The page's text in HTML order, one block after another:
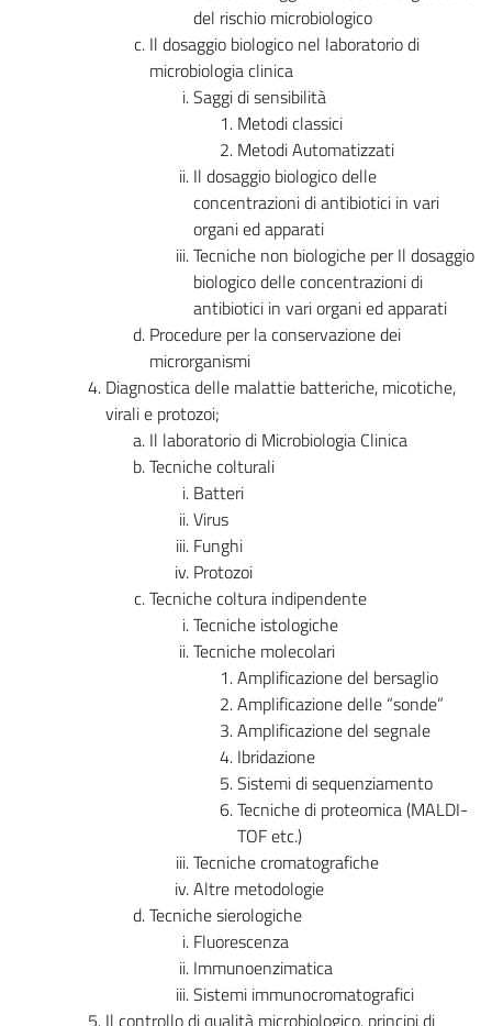
del rischio microbiologico
Il dosaggio biologico nel laboratorio di
microbiologia clinica
Saggi di sensibilità
Metodi classici
Metodi Automatizzati
Il dosaggio biologico delle
concentrazioni di antibiotici in vari
organi ed apparati
Tecniche non biologiche per Il dosaggio
biologico delle concentrazioni di
antibiotici in vari organi ed apparati
Procedure per la conservazione dei
microrganismi
Diagnostica delle malattie batteriche, micotiche,
virali e protozoi;
Il laboratorio di Microbiologia Clinica
Tecniche colturali
Batteri
Virus
Funghi
Protozoi
Tecniche coltura indipendente
Tecniche istologiche
Tecniche molecolari
Amplificazione del bersaglio
Amplificazione delle “sonde”
Amplificazione del segnale
Ibridazione
Sistemi di sequenziamento
Tecniche di proteomica (MALDI-
TOF etc.)
Tecniche cromatografiche
Altre metodologie
Tecniche sierologiche
Fluorescenza
Immunoenzimatica
Sistemi immunocromatografici
Il controllo di qualità microbiologico, principi di